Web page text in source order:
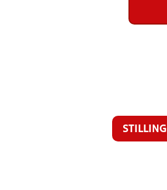
STILLING